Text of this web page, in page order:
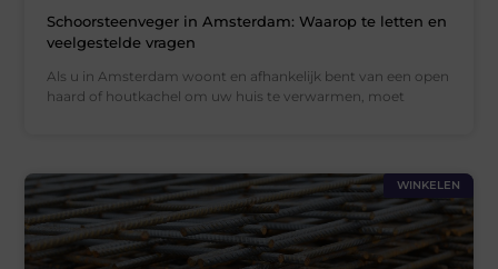
Schoorsteenveger in Amsterdam: Waarop te letten en
veelgestelde vragen
Als u in Amsterdam woont en afhankelijk bent van een open
haard of houtkachel om uw huis te verwarmen, moet
WINKELEN